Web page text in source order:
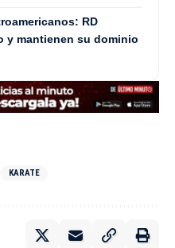
RD
y mantienen su dominio
KARATE